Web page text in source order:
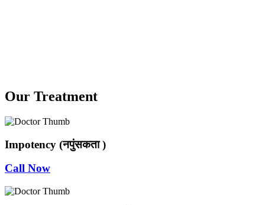
Our Treatment
Impotency (नपुंसकता )
Call Now